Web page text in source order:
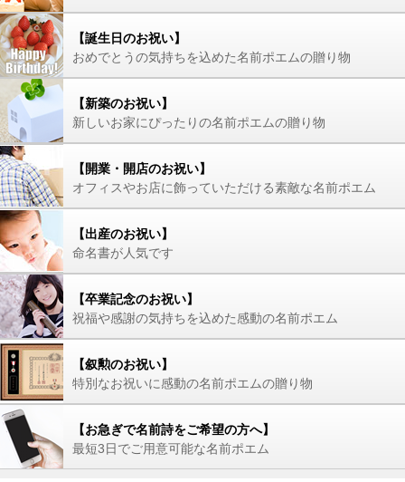
【誕生日のお祝い】
おめでとうの気持ちを込めた名前ポエムの贈り物
【新築のお祝い】
新しいお家にぴったりの名前ポエムの贈り物
【開業・開店のお祝い】
オフィスやお店に飾っていただける素敵な名前ポエム
【出産のお祝い】
命名書が人気です
【卒業記念のお祝い】
祝福や感謝の気持ちを込めた感動の名前ポエム
【叙勲のお祝い】
特別なお祝いに感動の名前ポエムの贈り物
【お急ぎで名前詩をご希望の方へ】
最短3日でご用意可能な名前ポエム